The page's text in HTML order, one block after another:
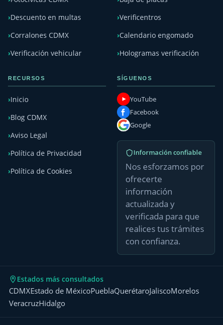
Descuento en multas
Corralones CDMX
Verificación vehicular
Verificentros
Calendario engomado
Hologramas verificación
RECURSOS
Inicio
Blog CDMX
Aviso Legal
Política de Privacidad
Política de Cookies
SÍGUENOS
YouTube
Facebook
Google
Información confiable
Nos esforzamos por
ofrecerte
información
actualizada y
verificada para que
realices tus trámites
con confianza.
Estados más consultados
CDMXEstado de MéxicoPueblaQuerétaroJaliscoMorelos
VeracruzHidalgo